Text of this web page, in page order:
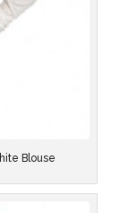
Blouse